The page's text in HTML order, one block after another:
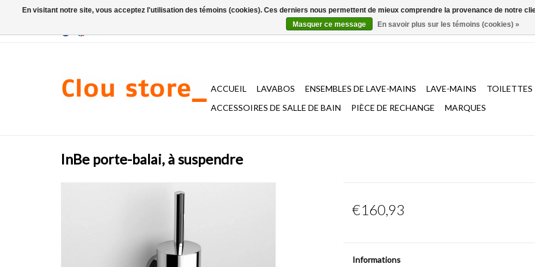
ACCUEIL LAVABOS ENSEMBLES DE LAVE-MAINS LAVE-MAINS
TOILETTES
ACCESSOIRES DE SALLE DE BAIN
PIÈCE DE RECHANGE MARQUES
InBe porte-balai, à suspendre
€160,93
Informations
En visitant notre site, vous acceptez l'utilisation des témoins (cookies). Ces derniers nous permettent de mieux comprendre la provenance de notre
Masquer ce message
En savoir plus sur les témoins (cookies) »